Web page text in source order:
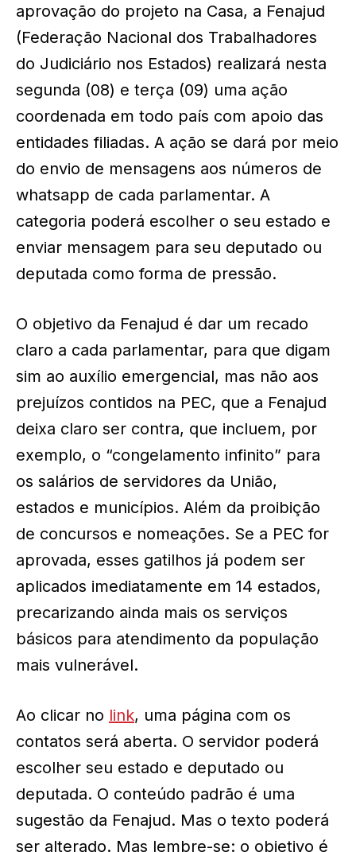
aprovação do projeto na Casa, a Fenajud
(Federação Nacional dos Trabalhadores
do Judiciário nos Estados) realizará nesta
segunda (08) e terça (09) uma ação
coordenada em todo país com apoio das
entidades filiadas. A ação se dará por meio
do envio de mensagens aos números de
whatsapp de cada parlamentar. A
categoria poderá escolher o seu estado e
enviar mensagem para seu deputado ou
deputada como forma de pressão.
O objetivo da Fenajud é dar um recado
claro a cada parlamentar, para que digam
sim ao auxílio emergencial, mas não aos
prejuízos contidos na PEC, que a Fenajud
deixa claro ser contra, que incluem, por
exemplo, o “congelamento infinito” para
os salários de servidores da União,
estados e municípios. Além da proibição
de concursos e nomeações. Se a PEC for
aprovada, esses gatilhos já podem ser
aplicados imediatamente em 14 estados,
precarizando ainda mais os serviços
básicos para atendimento da população
mais vulnerável.
Ao clicar no link, uma página com os
contatos será aberta. O servidor poderá
escolher seu estado e deputado ou
deputada. O conteúdo padrão é uma
sugestão da Fenajud. Mas o texto poderá
ser alterado. Mas lembre-se: o objetivo é